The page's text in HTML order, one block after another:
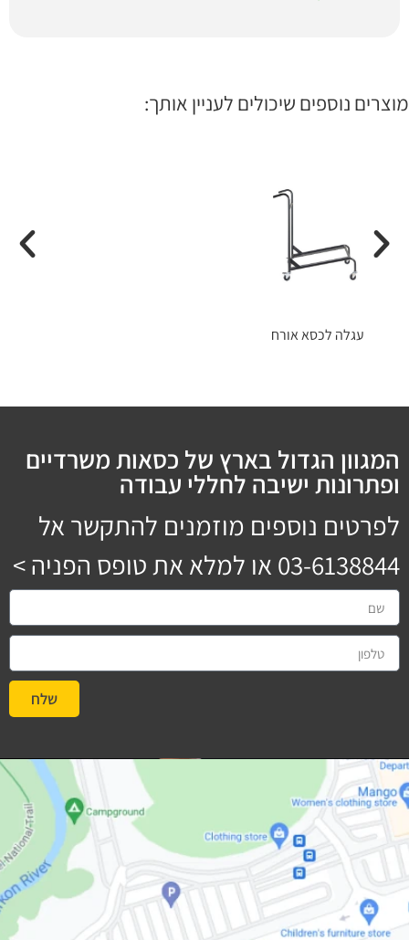
מוצרים נוספים שיכולים לעניין אותך:
עגלה לכסא אורח
המגוון הגדול בארץ של כסאות משרדיים
ופתרונות ישיבה לחללי עבודה
לפרטים נוספים מוזמנים להתקשר אל
03-6138844 או למלא את טופס הפניה >
שלח